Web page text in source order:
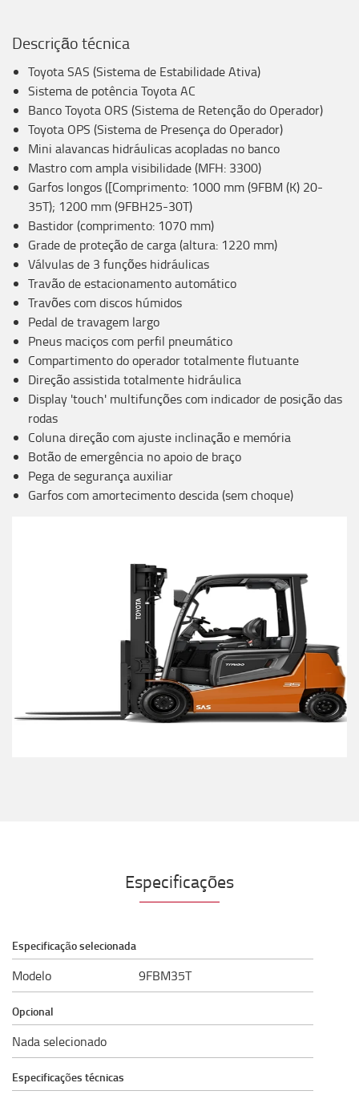
Descrição técnica
Toyota SAS (Sistema de Estabilidade Ativa)
Sistema de potência Toyota AC
Banco Toyota ORS (Sistema de Retenção do Operador)
Toyota OPS (Sistema de Presença do Operador)
Mini alavancas hidráulicas acopladas no banco
Mastro com ampla visibilidade (MFH: 3300)
Garfos longos ([Comprimento: 1000 mm (9FBM (K) 20-
35T); 1200 mm (9FBH25-30T)
Bastidor (comprimento: 1070 mm)
Grade de proteção de carga (altura: 1220 mm)
Válvulas de 3 funções hidráulicas
Travão de estacionamento automático
Travões com discos húmidos
Pedal de travagem largo
Pneus maciços com perfil pneumático
Compartimento do operador totalmente flutuante
Direção assistida totalmente hidráulica
Display 'touch' multifunções com indicador de posição das
rodas
Coluna direção com ajuste inclinação e memória
Botão de emergência no apoio de braço
Pega de segurança auxiliar
Garfos com amortecimento descida (sem choque)
Especificações
Especificação selecionada
Modelo 9FBM35T
Opcional
Nada selecionado
Especificações técnicas